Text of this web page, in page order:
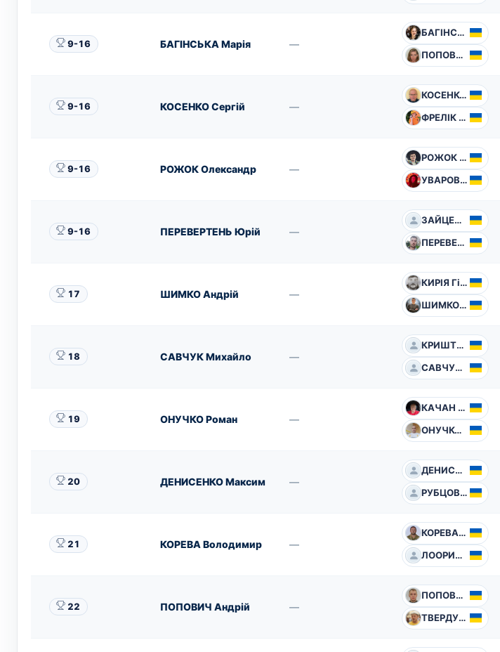
9-16 БАГІНСЬКА Марія —
БАГІНСЬКА Марія
ПОПОВИЧ Ксенія
9-16 КОСЕНКО Сергій —
КОСЕНКО Сергій
ФРЕЛІК Вікторія
9-16 РОЖОК Олександр —
РОЖОК Олександр
УВАРОВА Юлія
9-16 ПЕРЕВЕРТЕНЬ Юрій —
ЗАЙЦЕВ Валерій
ПЕРЕВЕРТЕНЬ Юрій
17 ШИМКО Андрій —
КИРІЯ Гіоргі
ШИМКО Андрій
18 САВЧУК Михайло —
КРИШТОФ Олександр
САВЧУК Михайло
19 ОНУЧКО Роман —
КАЧАН Володимир
ОНУЧКО Роман
20 ДЕНИСЕНКО Максим —
ДЕНИСЕНКО Максим
РУБЦОВА Світлана
21 КОРЕВА Володимир —
КОРЕВА Володимир
ЛООРИТС Марек
22 ПОПОВИЧ Андрій —
ПОПОВИЧ Андрій
ТВЕРДУН Іван